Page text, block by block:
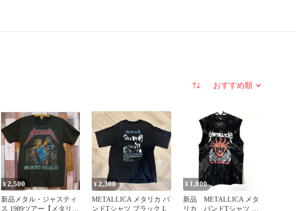
並び替え
¥2,500
新品メタル・ジャスティ
ス 1989ツアー【メタリ
¥2,300
METALLICA メタリカ バ
ンドTシャツ ブラック L
¥ 1,800
新品 METALLICA メタ
リカ バンドTシャツ L